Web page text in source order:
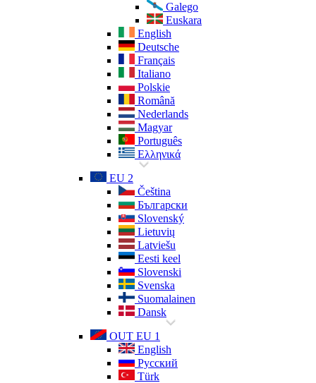
Galego
Euskara
English
Deutsche
Français
Italiano
Polskie
Română
Nederlands
Magyar
Português
Ελληνικά
EU 2
Čeština
Български
Slovenský
Lietuvių
Latviešu
Eesti keel
Slovenski
Svenska
Suomalainen
Dansk
OUT EU 1
English
Русский
Türk